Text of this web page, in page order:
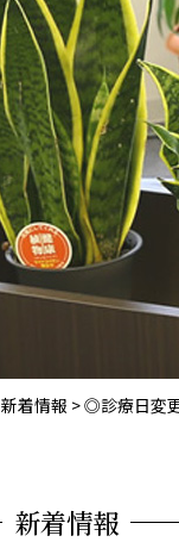
新着情報 >◎診療日変
新着情報